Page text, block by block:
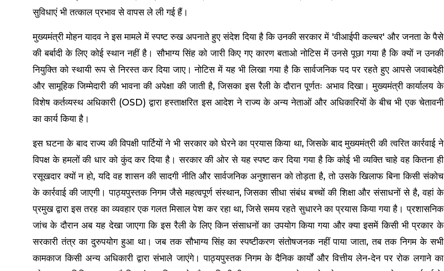
सुविधाएं भी तत्काल प्रभाव से वापस ले ली गई हैं।
मुख्यमंत्री मोहन यादव ने इस मामले में स्पष्ट रुख अपनाते हुए संदेश दिया है कि उनकी सरकार में 'वीआईपी कल्चर' और जनता के पैसे
की बर्बादी के लिए कोई स्थान नहीं है। सौभाग्य सिंह को जारी किए गए कारण बताओ नोटिस में उनसे पूछा गया है कि क्यों न उनकी
नियुक्ति को स्थायी रूप से निरस्त कर दिया जाए। नोटिस में यह भी लिखा गया है कि सार्वजनिक पद पर रहते हुए आपसे जवाबदेही
और सामूहिक जिम्मेदारी की भावना की अपेक्षा की जाती है, जिसका इस रैली के दौरान पूर्णतः अभाव दिखा। मुख्यमंत्री कार्यालय के
विशेष कर्तव्यस्थ अधिकारी (OSD) द्वारा हस्ताक्षरित इस आदेश ने राज्य के अन्य नेताओं और अधिकारियों के बीच भी एक चेतावनी
का कार्य किया है।
इस घटना के बाद राज्य की विपक्षी पार्टियों ने भी सरकार को घेरने का प्रयास किया था, जिसके बाद मुख्यमंत्री की त्वरित कार्रवाई ने
विपक्ष के हमलों की धार को कुंद कर दिया है। सरकार की ओर से यह स्पष्ट कर दिया गया है कि कोई भी व्यक्ति चाहे वह कितना ही
रसूखदार क्यों न हो, यदि वह शासन की सादगी नीति और सार्वजनिक अनुशासन को तोड़ता है, तो उसके खिलाफ बिना किसी संकोच
के कार्रवाई की जाएगी। पाठ्यपुस्तक निगम जैसे महत्वपूर्ण संस्थान, जिसका सीधा संबंध बच्चों की शिक्षा और संसाधनों से है, वहां के
प्रमुख द्वारा इस तरह का व्यवहार एक गलत मिसाल पेश कर रहा था, जिसे समय रहते सुधारने का प्रयास किया गया है। प्रशासनिक
जांच के दौरान अब यह देखा जाएगा कि इस रैली के लिए किन संसाधनों का उपयोग किया गया और क्या इसमें किसी भी प्रकार के
सरकारी तंत्र का दुरुपयोग हुआ था। जब तक सौभाग्य सिंह का स्पष्टीकरण संतोषजनक नहीं पाया जाता, तब तक निगम के सभी
कामकाज किसी अन्य अधिकारी द्वारा संभाले जाएंगे। पाठ्यपुस्तक निगम के दैनिक कार्यों और वित्तीय लेन-देन पर रोक लगाने का